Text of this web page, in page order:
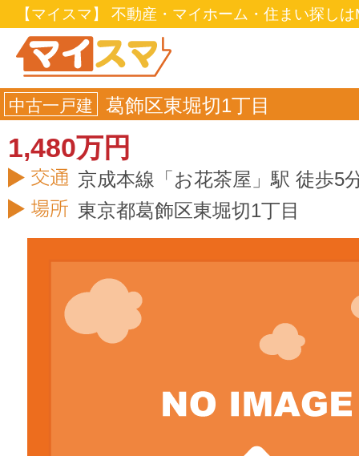
【マイスマ】 不動産・マイホーム・住まい探し
中古一戸建 葛飾区東堀切1丁目
1,480万円
京成本線「お花茶屋」駅 徒歩5
東京都葛飾区東堀切1丁目